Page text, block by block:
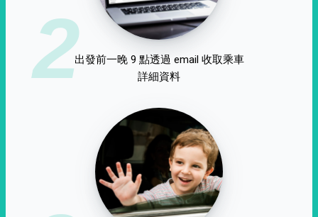
2出發前一晚 9 點透過 email 收取乘車
詳細資料